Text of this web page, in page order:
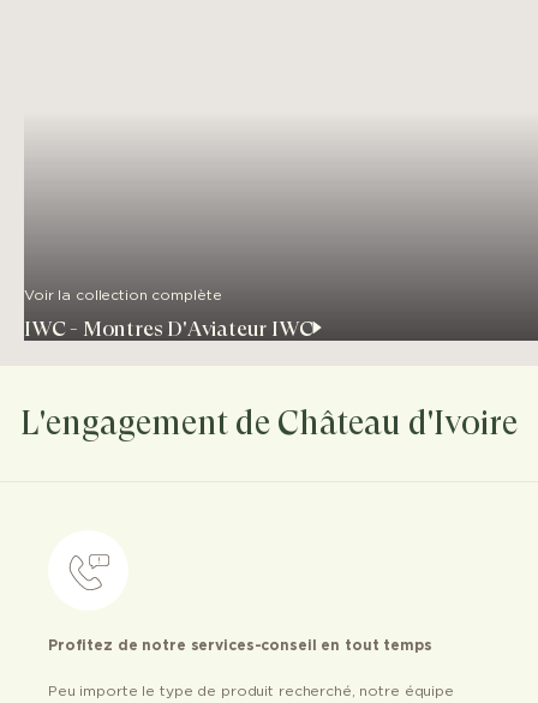
Voir la collection complète
IWC - Montres D'Aviateur IWC
L'engagement de Château d'Ivoire
Profitez de notre services-conseil en tout temps
Peu importe le type de produit recherché, notre équipe